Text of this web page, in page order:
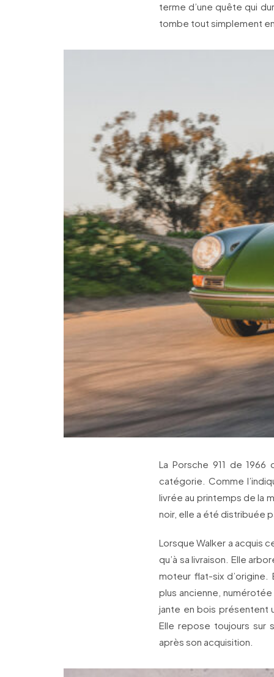
terme d’une quête qui
tombe tout simplement
La Porsche 911 de
catégorie. Comme
livrée au printemps de la
noir, elle a été distribuée
Lorsque Walker a acquis
qu’à sa livraison. Elle
moteur flat-six
plus ancienne,
jante en bois présentent
Elle repose toujours sur
après son acquisition.